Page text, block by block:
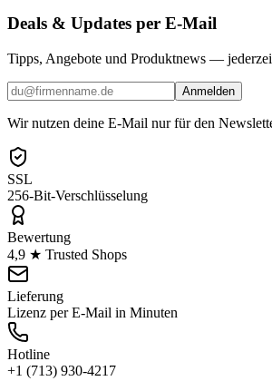
Deals & Updates per E-Mail
Tipps, Angebote und Produktnews —
Anmelden
Wir nutzen deine E-Mail nur für den
SSL
256-Bit-Verschlüsselung
Bewertung
4,9 ★ Trusted Shops
Lieferung
Lizenz per E-Mail in Minuten
Hotline
+1 (713) 930-4217